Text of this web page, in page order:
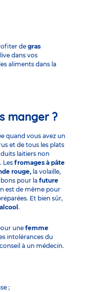
de gras
dans vos
les aliments dans la
manger ?
quand vous avez un
et de tous les plats
laitiers non
. Les fromages à pâte
rouge, la volaille,
pour lafuture
est de même pour
Et bien sûr,
.
une femme
intolérances du
à un médecin.
;